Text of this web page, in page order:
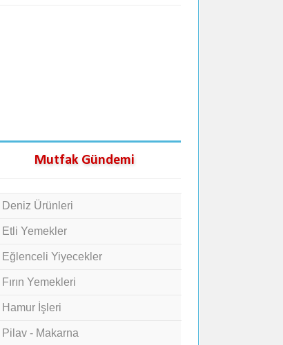
Mutfak Gündemi
Deniz Ürünleri
Etli Yemekler
Eğlenceli Yiyecekler
Fırın Yemekleri
Hamur İşleri
Pilav - Makarna